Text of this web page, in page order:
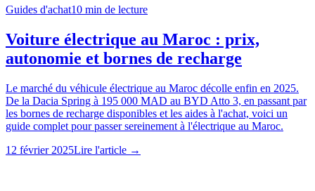
Guides d'achat10 min de lecture
Voiture électrique au Maroc : prix,
autonomie et bornes de recharge
Le marché du véhicule électrique au Maroc décolle enfin en 2025.
De la Dacia Spring à 195 000 MAD au BYD Atto 3, en passant par
les bornes de recharge disponibles et les aides à l'achat, voici un
guide complet pour passer sereinement à l'électrique au Maroc.
12 février 2025Lire l'article →